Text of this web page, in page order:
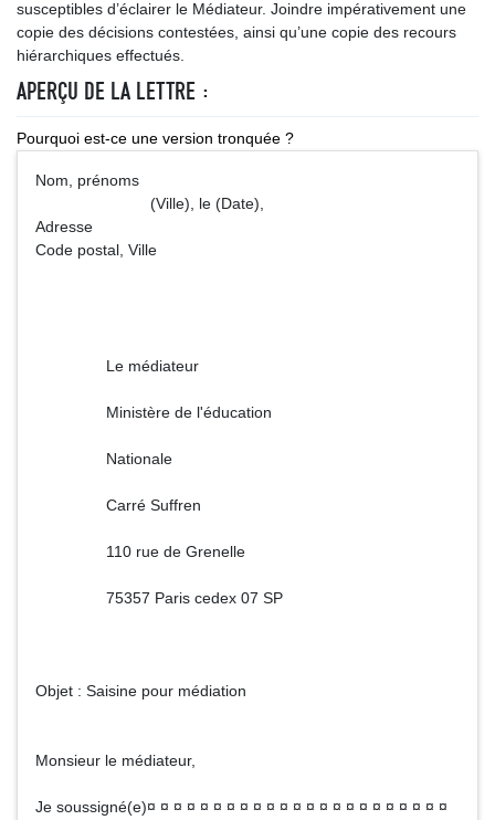
susceptibles d’éclairer le Médiateur. Joindre impérativement une
copie des décisions contestées, ainsi qu’une copie des recours
hiérarchiques effectués.
APERÇU DE LA LETTRE :
Pourquoi est-ce une version tronquée ?
Nom, prénoms
(Ville), le (Date),
Adresse
Code postal, Ville
Le médiateur
Ministère de l'éducation
Nationale
Carré Suffren
110 rue de Grenelle
75357 Paris cedex 07 SP
Objet : Saisine pour médiation
Monsieur le médiateur,
Je soussigné(e)¤ ¤ ¤ ¤ ¤ ¤ ¤ ¤ ¤ ¤ ¤ ¤ ¤ ¤ ¤ ¤ ¤ ¤ ¤ ¤ ¤ ¤ ¤